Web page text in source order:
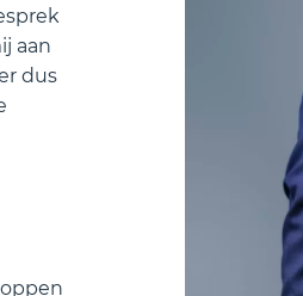
aan
dus